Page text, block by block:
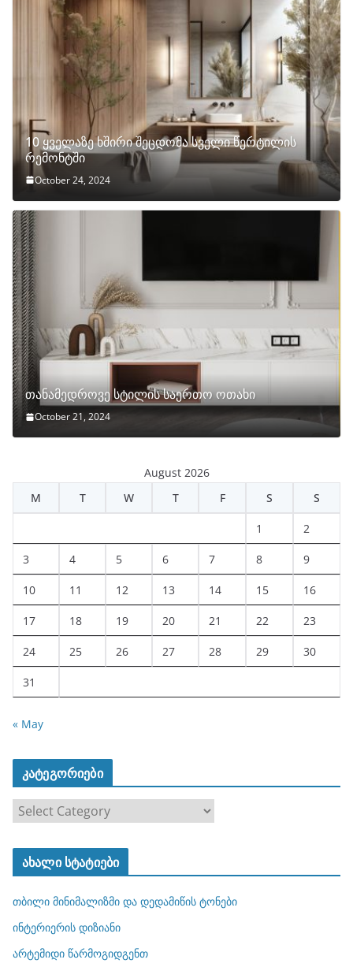
10 ყველაზე ხშირი შეცდომა სველი წერტილის
რემონტში
October 24, 2024
თანამედროვე სტილის საერთო ოთახი
October 21, 2024
August 2026
M
T W T F S S
1 2
3 4 5 6 7 8 9
10 11 12 13 14 15 16
17 18 19 20 21 22 23
24 25 26 27 28 29 30
31
« May
კატეგორიები
ტ
ო
რ
ახალი სტატიები
თბილი მინიმალიზმი და დედამიწის ტონები
ინტერიერის დიზიანი
არტემიდი წარმოგიდგენთ